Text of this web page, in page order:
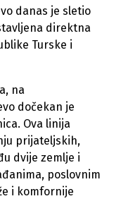
danas je sletio
direktna
Turske i
na
dočekan je
Ova linija
prijateljskih,
dvije zemlje i
poslovnim
i komfornije